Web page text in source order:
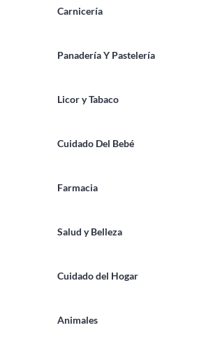
Carnicería
Panadería Y Pastelería
Licor y Tabaco
Cuidado Del Bebé
Farmacia
Salud y Belleza
Cuidado del Hogar
Animales